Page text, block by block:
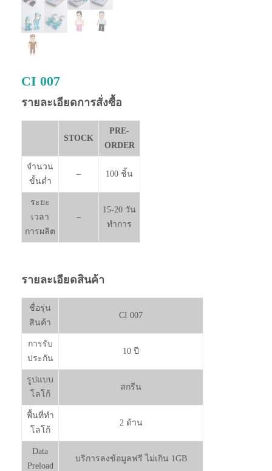
CI 007
รายละเอียดการสั่งซื้อ
STOCK
PRE-
ORDER
จำนวน
ขั้นต่ำ
– 100 ชิ้น
ระยะ
เวลา
การผลิต
–
15-20 วัน
ทำการ
รายละเอียดสินค้า
ชื่อรุ่น
สินค้า
CI 007
การรับ
ประกัน
10 ปี
รูปแบบ
โลโก้
สกรีน
พื้นที่ทำ
โลโก้
2 ด้าน
Data
Preload
บริการลงข้อมูลฟรี ไม่เกิน 1GB